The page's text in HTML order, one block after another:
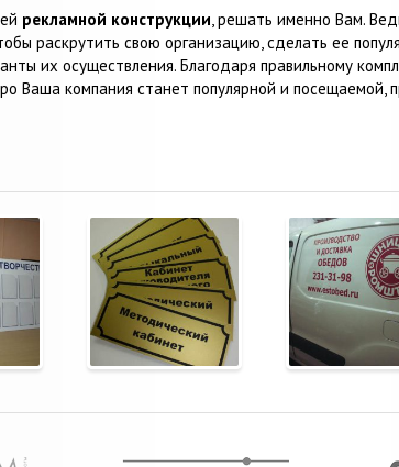
рекламной конструкции, решать именно Вам.
раскрутить свою организацию, сделать ее
их осуществления. Благодаря правильному
Ваша компания станет популярной и